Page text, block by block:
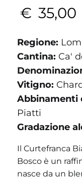
€ 35,00
Regione:
Cantina: Ca'
Vitigno:
Abbinamenti
Piatti
Gradazione
Il Curtefranca
Bosco è un
nasce da un